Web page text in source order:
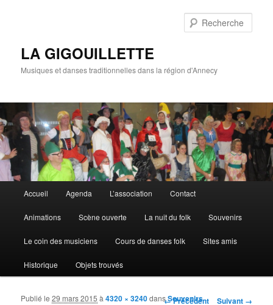
LA GIGOUILLETTE
Musiques et danses traditionnelles dans la région d'Annecy
Aller au contenu principal
Aller au contenu secondaire
Accueil Agenda L’association Contact
Animations Scène ouverte La nuit du folk Souvenirs
Le coin des musiciens Cours de danses folk Sites amis
Historique Objets trouvés
Navigation des images
← Précédent Suivant →
Publié le29 mars 2015 à4320 × 3240dansSouvenirs